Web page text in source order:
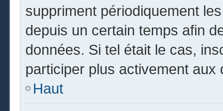
suppriment périodiquement
depuis un certain temps afin
données. Si tel était le cas,
participer plus activement
Haut